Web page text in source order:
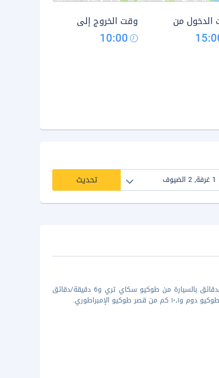
الدخول من وقت الخروج إلى
10:00
تحديث
لدى الإقامة في هوتل توكا في طوكيو (إيدوجاوا)، ستكون على بُعد 5 دقيقة/دقائق بالسيارة من طوكيو سكاي تري و6 دقيقة/دقائق